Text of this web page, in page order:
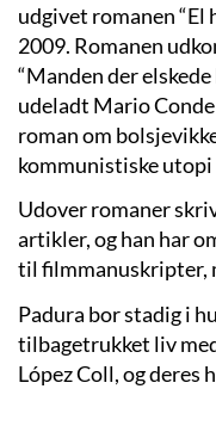
udgivet romanen “El
2009. Romanen
“Manden der
udeladt Mario
roman om
kommunistiske
Udover romaner
artikler, og han har
til filmmanuskripter,
Padura bor stadig i
tilbagetrukket liv
López Coll, og deres